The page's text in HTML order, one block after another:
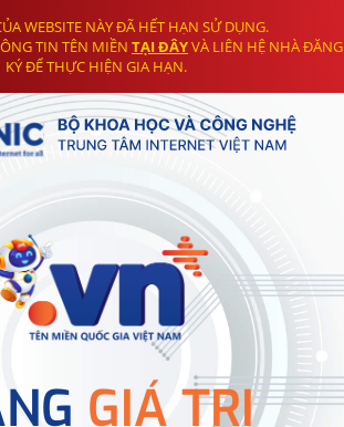
WEBSITE NÀY ĐÃ HẾT HẠN SỬ DỤNG.
TIN TÊN MIỀN TẠI ĐÂYVÀ LIÊN HỆ NHÀ ĐĂNG
KÝ ĐỂ THỰC HIỆN GIA HẠN.
GIÁ TRỊ